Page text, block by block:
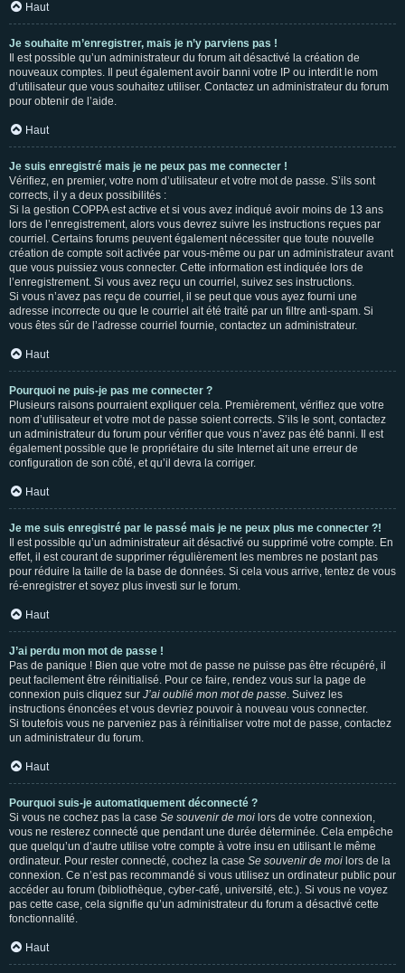
Haut
Je souhaite m’enregistrer, mais je n’y parviens pas !
Il est possible qu’un administrateur du forum ait désactivé la création de
nouveaux comptes. Il peut également avoir banni votre IP ou interdit le nom
d’utilisateur que vous souhaitez utiliser. Contactez un administrateur du forum
pour obtenir de l’aide.
Haut
Je suis enregistré mais je ne peux pas me connecter !
Vérifiez, en premier, votre nom d’utilisateur et votre mot de passe. S’ils sont
corrects, il y a deux possibilités :
Si la gestion COPPA est active et si vous avez indiqué avoir moins de 13 ans
lors de l’enregistrement, alors vous devrez suivre les instructions reçues par
courriel. Certains forums peuvent également nécessiter que toute nouvelle
création de compte soit activée par vous-même ou par un administrateur avant
que vous puissiez vous connecter. Cette information est indiquée lors de
l’enregistrement. Si vous avez reçu un courriel, suivez ses instructions.
Si vous n’avez pas reçu de courriel, il se peut que vous ayez fourni une
adresse incorrecte ou que le courriel ait été traité par un filtre anti-spam. Si
vous êtes sûr de l’adresse courriel fournie, contactez un administrateur.
Haut
Pourquoi ne puis-je pas me connecter ?
Plusieurs raisons pourraient expliquer cela. Premièrement, vérifiez que votre
nom d’utilisateur et votre mot de passe soient corrects. S’ils le sont, contactez
un administrateur du forum pour vérifier que vous n’avez pas été banni. Il est
également possible que le propriétaire du site Internet ait une erreur de
configuration de son côté, et qu’il devra la corriger.
Haut
Je me suis enregistré par le passé mais je ne peux plus me connecter ?!
Il est possible qu’un administrateur ait désactivé ou supprimé votre compte. En
effet, il est courant de supprimer régulièrement les membres ne postant pas
pour réduire la taille de la base de données. Si cela vous arrive, tentez de vous
ré-enregistrer et soyez plus investi sur le forum.
Haut
J’ai perdu mon mot de passe !
Pas de panique ! Bien que votre mot de passe ne puisse pas être récupéré, il
peut facilement être réinitialisé. Pour ce faire, rendez vous sur la page de
connexion puis cliquez sur J’ai oublié mon mot de passe. Suivez les
instructions énoncées et vous devriez pouvoir à nouveau vous connecter.
Si toutefois vous ne parveniez pas à réinitialiser votre mot de passe, contactez
un administrateur du forum.
Haut
Pourquoi suis-je automatiquement déconnecté ?
Si vous ne cochez pas la case Se souvenir de moi lors de votre connexion,
vous ne resterez connecté que pendant une durée déterminée. Cela empêche
que quelqu’un d’autre utilise votre compte à votre insu en utilisant le même
ordinateur. Pour rester connecté, cochez la case Se souvenir de moi lors de la
connexion. Ce n’est pas recommandé si vous utilisez un ordinateur public pour
accéder au forum (bibliothèque, cyber-café, université, etc.). Si vous ne voyez
pas cette case, cela signifie qu’un administrateur du forum a désactivé cette
fonctionnalité.
Haut